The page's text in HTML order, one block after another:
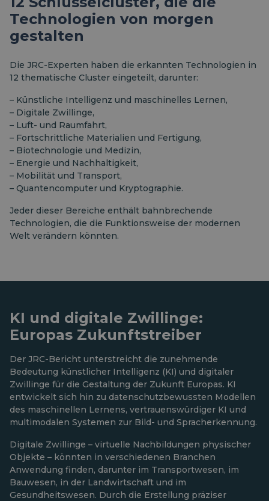
Technologien von morgen
gestalten
Die JRC-Experten haben die erkannten Technologien in
12 thematische Cluster eingeteilt, darunter:
– Künstliche Intelligenz und maschinelles Lernen,
– Digitale Zwillinge,
– Luft- und Raumfahrt,
– Fortschrittliche Materialien und Fertigung,
– Biotechnologie und Medizin,
– Energie und Nachhaltigkeit,
– Mobilität und Transport,
– Quantencomputer und Kryptographie.
Jeder dieser Bereiche enthält bahnbrechende
Technologien, die die Funktionsweise der modernen
Welt verändern könnten.
KI und digitale Zwillinge:
Europas Zukunftstreiber
Der JRC-Bericht unterstreicht die zunehmende
Bedeutung künstlicher Intelligenz (KI) und digitaler
Zwillinge für die Gestaltung der Zukunft Europas. KI
entwickelt sich hin zu datenschutzbewussten Modellen
des maschinellen Lernens, vertrauenswürdiger KI und
multimodalen Systemen zur Bild- und Spracherkennung.
Digitale Zwillinge – virtuelle Nachbildungen physischer
Objekte – könnten in verschiedenen Branchen
Anwendung finden, darunter im Transportwesen, im
Bauwesen, in der Landwirtschaft und im
Gesundheitswesen. Durch die Erstellung präziser